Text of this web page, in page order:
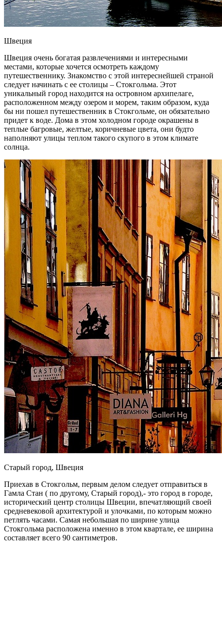
Швеция
Швеция очень богатая развлечениями и интересными
местами, которые хочется осмотреть каждому
путешественнику. Знакомство с этой интереснейшей страной
следует начинать с ее столицы – Стокгольма. Этот
уникальный город находится на островном архипелаге,
расположенном между озером и морем, таким образом, куда
бы ни пошел путешественник в Стокгольме, он обязательно
придет к воде. Дома в этом холодном городе окрашены в
теплые багровые, желтые, коричневые цвета, они будто
наполняют улицы теплом такого скупого в этом климате
солнца.
Старый город, Швеция
Приехав в Стокгольм, первым делом следует отправиться в
Гамла Стан ( по другому, Старый город),- это город в городе,
исторический центр столицы Швеции, впечатляющий своей
средневековой архитектурой и улочками, по которым можно
петлять часами. Самая небольшая по ширине улица
Стокгольма расположена именно в этом квартале, ее ширина
составляет всего 90 сантиметров.